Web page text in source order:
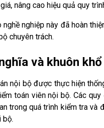
nâng cao hiệu quả quy
nghiệp này đã hoàn
chuyên trách.
và khuôn
nội bộ được thực hiện
toán viên nội bộ. Các
trong quá trình kiểm tra
bộ.